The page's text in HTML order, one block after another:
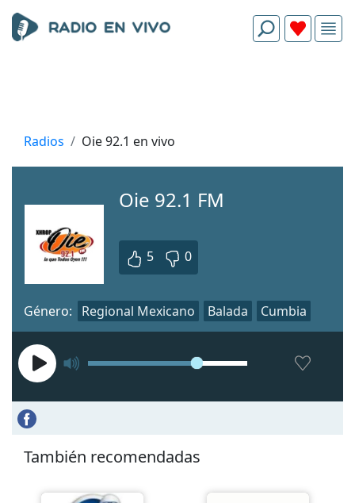
Radios Oie 92.1 en vivo
Oie 92.1 FM
5 0
Género: Regional Mexicano Balada Cumbia
También recomendadas